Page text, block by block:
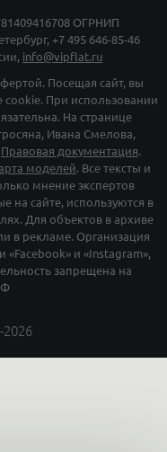
ОГРНИП
+7 495 646-85-46
info@vipflat.ru
Посещая сайт, вы
cookie. При использовании
На странице
Ивана Смелова,
Правовая документация.
моделей. Все тексты и
мнение экспертов
на сайте, используются в
Для объектов в архиве
в рекламе. Организация
и «Instagram»,
запрещена на
2026